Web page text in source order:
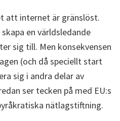
att internet är gränslöst.
en världsledande
sig till. Men konsekvensen
(och då speciellt start
sig i andra delar av
ser tecken på med EU:s
nätlagstiftning.